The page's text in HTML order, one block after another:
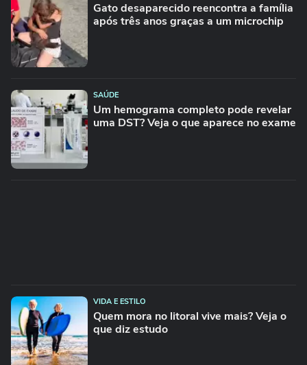
Gato desaparecido reencontra a família
após três anos graças a um microchip
SAÚDE
Um hemograma completo pode revelar
uma DST? Veja o que aparece no exame
VIDA E ESTILO
Quem mora no litoral vive mais? Veja o
que diz estudo